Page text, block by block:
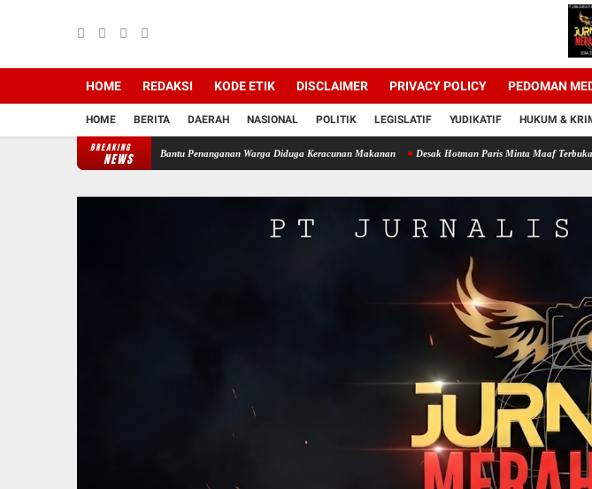
HOME REDAKSI KODE ETIK DISCLAIMER PRIVACY POLICY PEDOMAN
HOME BERITA DAERAH NASIONAL POLITIK LEGISLATIF YUDIKATIF HUKUM &
BREAKING
NEWS
Darurat, Yonif 751/VJS Bantu Penanganan Warga Diduga Keracunan Makanan Desak Hotman Paris Minta Maaf Terbuka, Ketua